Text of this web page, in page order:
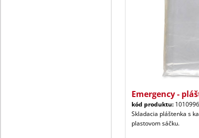
Emergency -
kód produktu:
Skladacia pláštenka s
plastovom sáčku.